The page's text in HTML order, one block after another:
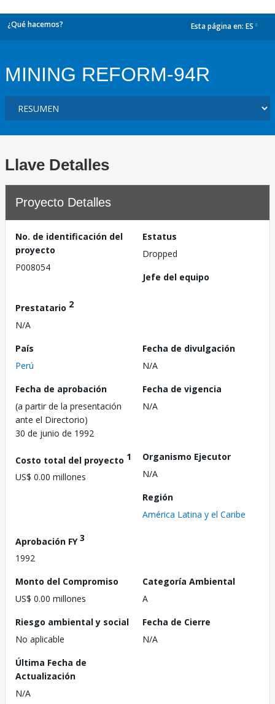
¿Qué hacemos? Esta página en: ES
MINING REFORM-94R
Llave Detalles
Proyecto Detalles
No. de identificación del
proyecto
P008054
Estatus
Dropped
Jefe del equipo
Prestatario 2
N/A
País
Perú
Fecha de divulgación
N/A
Fecha de aprobación
(a partir de la presentación
ante el Directorio)
30 de junio de 1992
Fecha de vigencia
N/A
Costo total del proyecto 1
US$ 0.00 millones
Organismo Ejecutor
N/A
Región
América Latina y el Caribe
Aprobación FY3
1992
Monto del Compromiso
US$ 0.00 millones
Categoría Ambiental
A
Riesgo ambiental y social
No aplicable
Fecha de Cierre
N/A
Última Fecha de
Actualización
N/A